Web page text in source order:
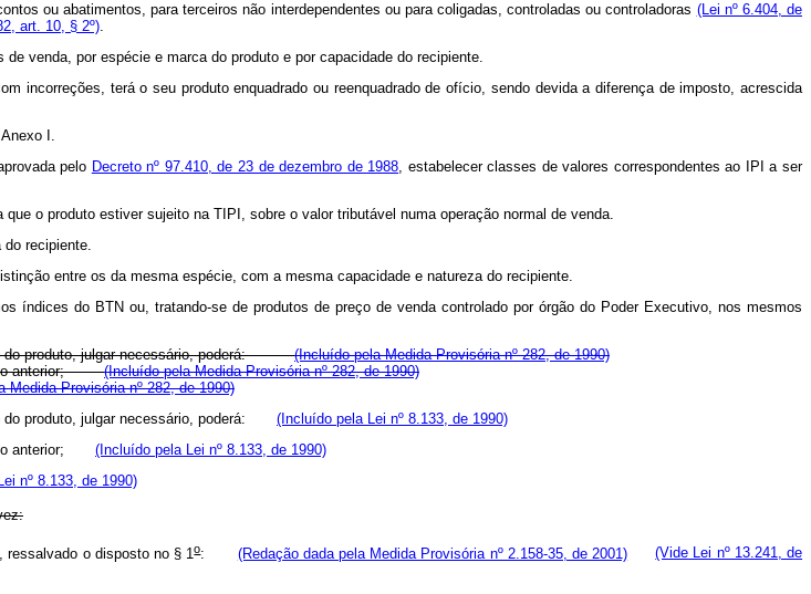
ou abatimentos, para terceiros não interdependentes ou para coligadas, controladas ou controladoras (Lei nº 6.404, de
art. 10, § 2º).
venda, por espécie e marca do produto e por capacidade do recipiente.
incorreções, terá o seu produto enquadrado ou reenquadrado de ofício, sendo devida a diferença de imposto, acrescida
I.
pelo Decreto nº 97.410, de 23 de dezembro de 1988, estabelecer classes de valores correspondentes ao IPI a ser
o produto estiver sujeito na TIPI, sobre o valor tributável numa operação normal de venda.
recipiente.
entre os da mesma espécie, com a mesma capacidade e natureza do recipiente.
índices do BTN ou, tratando-se de produtos de preço de venda controlado por órgão do Poder Executivo, nos mesmos
do produto, julgar necessário, poderá:(Incluído pela Medida Provisória nº 282, de 1990)
anterior;(Incluído pela Medida Provisória nº 282, de 1990)
Medida Provisória nº 282, de 1990)
do produto, julgar necessário, poderá: (Incluído pela Lei nº 8.133, de 1990)
anterior; (Incluído pela Lei nº 8.133, de 1990)
nº 8.133, de 1990)
o disposto no § 1o: (Redação dada pela Medida Provisória nº 2.158-35, de 2001)
(Vide Lei nº 13.241, de